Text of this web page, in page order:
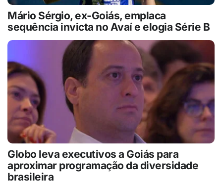
Mário Sérgio, ex-Goiás, emplaca
sequência invicta no Avaí e elogia Série B
Globo leva executivos a Goiás para
aproximar programação da diversidade
brasileira